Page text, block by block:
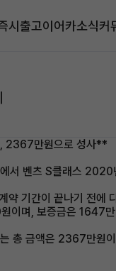
시출고이어카소식커
2367만원으로 성사**
서 벤츠 S클래스
약 기간이 끝나기 전
이며, 보증금은 1647
총 금액은 2367만원